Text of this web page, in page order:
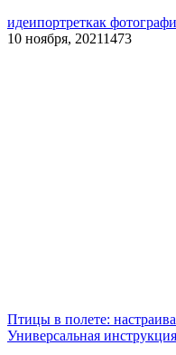
идеипортреткак
10 ноября, 20211473
Птицы в полете:
Универсальная инструкция